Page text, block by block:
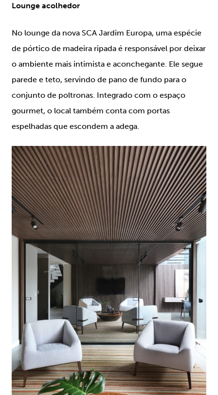
Lounge acolhedor
No lounge da nova SCA Jardim Europa, uma espécie
de pórtico de madeira ripada é responsável por deixar
o ambiente mais intimista e aconchegante. Ele segue
parede e teto, servindo de pano de fundo para o
conjunto de poltronas. Integrado com o espaço
gourmet, o local também conta com portas
espelhadas que escondem a adega.